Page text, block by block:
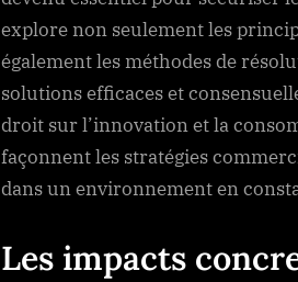
explore non seulement les
également les méthodes de
solutions efficaces et
droit sur l’innovation et la
façonnent les stratégies
dans un environnement en
Les impacts